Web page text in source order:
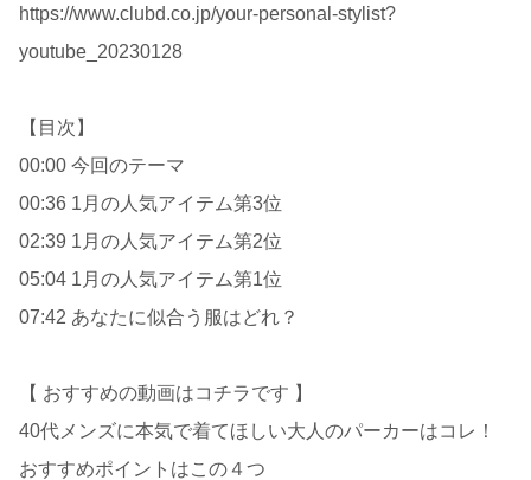
https://www.clubd.co.jp/your-personal-stylist?
youtube_20230128
【目次】
00:00 今回のテーマ
00:36 1月の人気アイテム第3位
02:39 1月の人気アイテム第2位
05:04 1月の人気アイテム第1位
07:42 あなたに似合う服はどれ？
【 おすすめの動画はコチラです 】
40代メンズに本気で着てほしい大人のパーカーはコレ！
おすすめポイントはこの４つ